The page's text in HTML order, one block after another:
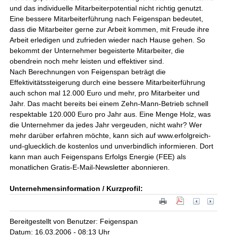
und das individuelle Mitarbeiterpotential nicht richtig genutzt.
Eine bessere Mitarbeiterführung nach Feigenspan bedeutet,
dass die Mitarbeiter gerne zur Arbeit kommen, mit Freude ihre
Arbeit erledigen und zufrieden wieder nach Hause gehen. So
bekommt der Unternehmer begeisterte Mitarbeiter, die
obendrein noch mehr leisten und effektiver sind.
Nach Berechnungen von Feigenspan beträgt die
Effektivitätssteigerung durch eine bessere Mitarbeiterführung
auch schon mal 12.000 Euro und mehr, pro Mitarbeiter und
Jahr. Das macht bereits bei einem Zehn-Mann-Betrieb schnell
respektable 120.000 Euro pro Jahr aus. Eine Menge Holz, was
die Unternehmer da jedes Jahr vergeuden, nicht wahr? Wer
mehr darüber erfahren möchte, kann sich auf www.erfolgreich-
und-gluecklich.de kostenlos und unverbindlich informieren. Dort
kann man auch Feigenspans Erfolgs Energie (FEE) als
monatlichen Gratis-E-Mail-Newsletter abonnieren.
Unternehmensinformation / Kurzprofil:
Bereitgestellt von Benutzer: Feigenspan
Datum: 16.03.2006 - 08:13 Uhr